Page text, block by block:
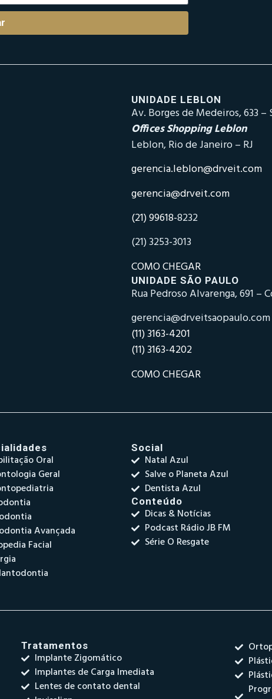
UNIDADE LEBLON
Av. Borges de Medeiros, 633 –
Offices Shopping Leblon
Leblon, Rio de Janeiro – RJ
gerencia.leblon@drveit.com
gerencia@drveit.com
(21) 99618-8232
(21) 3253-3013
COMO CHEGAR
UNIDADE SÃO PAULO
Rua Pedroso Alvarenga, 691 –
gerencia@drveitsaopaulo.com
(11) 3163-4201
(11) 3163-4202
COMO CHEGAR
Oral
Geral
Avançada
Facial
Social
Natal Azul
Salve o Planeta Azul
Dentista Azul
Conteúdo
Dicas & Notícias
Podcast Rádio JB FM
Série O Resgate
Tratamentos
Implante Zigomático
Implantes de Carga Imediata
Lentes de contato dental